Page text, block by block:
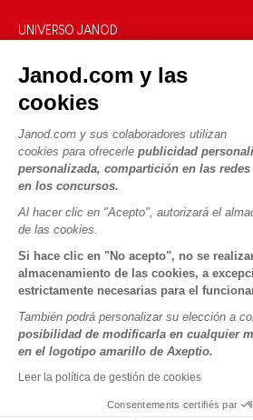
Janod.com y las
cookies
Janod.com y sus colaboradores utilizan
cookies para ofrecerle publicidad
personalizada, compartición en las
en los concursos.
Al hacer clic en "Acepto", autorizará el
de las cookies.
Si hace clic en "No acepto", no se
almacenamiento de las cookies, a
estrictamente necesarias para el
También podrá personalizar su elección a
posibilidad de modificarla en cualquier
en el logotipo amarillo de Axeptio.
Leer la política de gestión de cookies
Consentements certifiés par
Preguntas más frecuentes
Tiendas
Retirada de productos
Datos personales
Cookies
Condiciones de las ofertas
Condiciones de uso #YesJanod
UNIVERSO JANOD
¿Qué es FSC®?
NUESTROS SERVICIOS
Pago seguro
Métodos de envío
Vídeos
Reglas del juego y manuales
Piezas sueltas
Actividades infantiles para descargar
PROFESIONAL
SÍGUENOS
Copyright © 2026 Janod - Todos los